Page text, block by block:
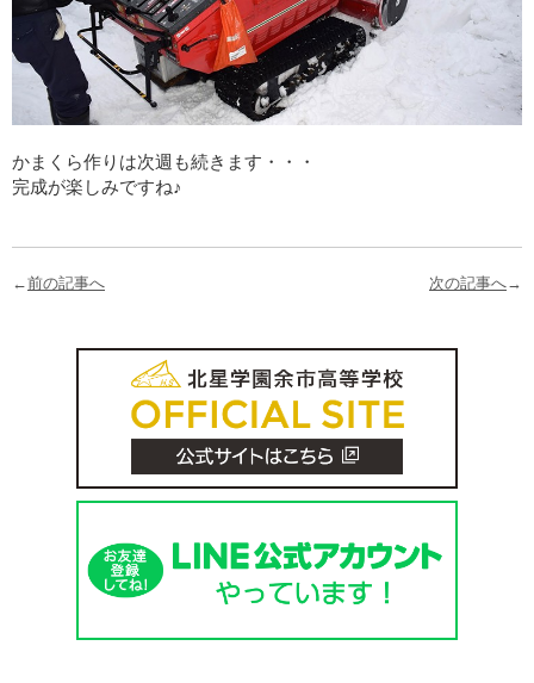
かまくら作りは次週も続きます・・・
完成が楽しみですね♪
←前の記事へ 次の記事へ→